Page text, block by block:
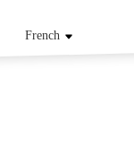
French